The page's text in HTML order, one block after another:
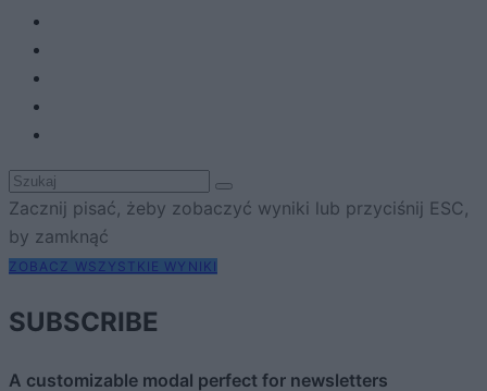
Zacznij pisać, żeby zobaczyć wyniki lub przyciśnij ESC,
by zamknąć
ZOBACZ WSZYSTKIE WYNIKI
SUBSCRIBE
A customizable modal perfect for newsletters